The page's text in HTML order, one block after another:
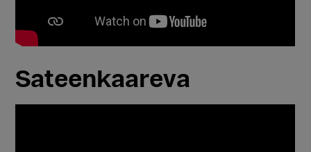
Sateenkaareva